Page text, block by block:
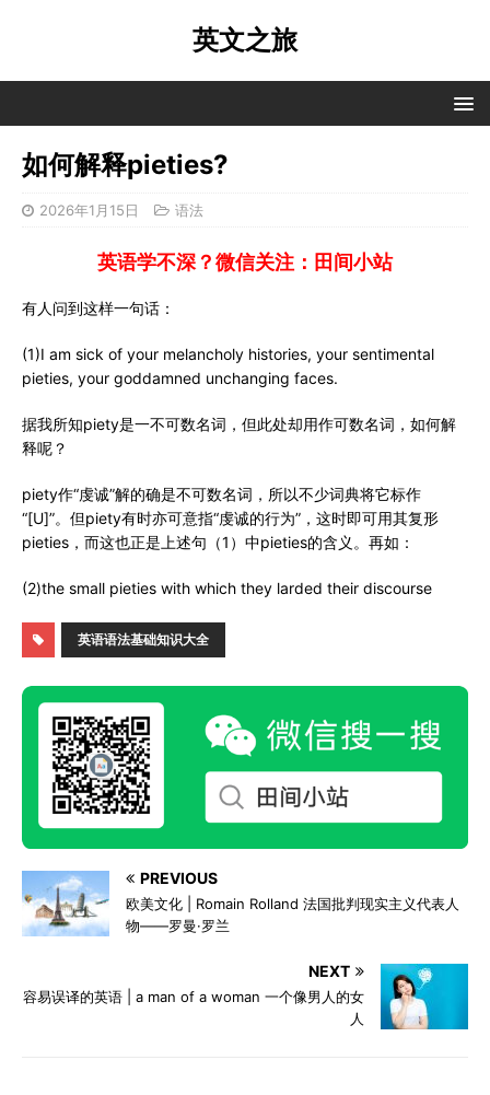
英文之旅
如何解释pieties?
2026年1月15日 语法
英语学不深？微信关注：田间小站
有人问到这样一句话：
(1)I am sick of your melancholy histories, your sentimental
pieties, your goddamned unchanging faces.
据我所知piety是一不可数名词，但此处却用作可数名词，如何解
释呢？
piety作“虔诚”解的确是不可数名词，所以不少词典将它标作
“[U]”。但piety有时亦可意指“虔诚的行为”，这时即可用其复形
pieties，而这也正是上述句（1）中pieties的含义。再如：
(2)the small pieties with which they larded their discourse
英语语法基础知识大全
PREVIOUS
欧美文化 | Romain Rolland 法国批判现实主义代表人
物——罗曼·罗兰
NEXT
容易误译的英语 | a man of a woman 一个像男人的女
人